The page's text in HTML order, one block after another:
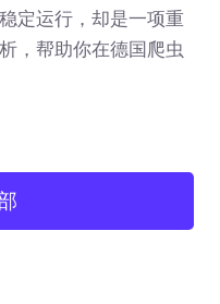
定运行，却是一项重
，帮助你在德国爬虫